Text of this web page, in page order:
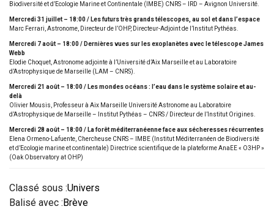
Biodiversité et d’Ecologie Marine et Continentale (IMBE) CNRS – IRD – Avignon Université.
Mercredi 31 juillet – 18:00 / Les futurs très grands télescopes, au sol et dans l’espace
Marc Ferrari, Astronome, Directeur de l’OHP, Directeur-Adjoint de l’Institut Pythéas.
Mercredi 7 août – 18:00 / Dernières vues sur les exoplanètes avec le télescope James
Webb
Elodie Choquet, Astronome adjointe à l’Université d’Aix Marseille et au Laboratoire
d’Astrophysique de Marseille (LAM – CNRS).
Mercredi 21 août – 18:00 / Les mondes océans : l’eau dans le système solaire et au-
delà
Olivier Mousis, Professeur à Aix Marseille Université Astronome au Laboratoire
d’Astrophysique de Marseille – Institut Pythéas – CNRS / Directeur de l’Institut Origines.
Mercredi 28 août – 18:00 / La forêt méditerranéenne face aux sécheresses récurrentes
Elena Ormeno-Lafuente, Chercheuse CNRS – IMBE (Institut Méditerranéen de Biodiversité
et d’Ecologie marine et continentale) Directrice scientifique de la plateforme AnaEE « O3HP »
(Oak Observatory at OHP)
Classé sous :Univers
Balisé avec :Brève